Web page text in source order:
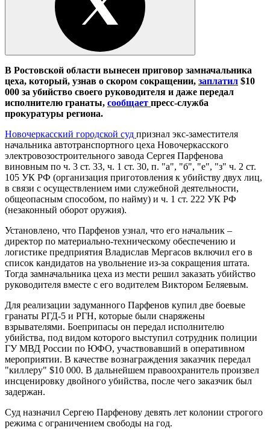
В Ростовской области вынесен приговор замначальника
цеха, который, узнав о скором сокращении, заплатил $10
000 за убийство своего руководителя и даже передал
исполнителю гранаты, сообщает пресс-служба
прокуратуры региона.
Новочеркасский городской суд признал экс-заместителя
начальника автотранспортного цеха Новочеркасского
электровозостроительного завода Сергея Парфенова
виновным по ч. 3 ст. 33, ч. 1 ст. 30, п. "а", "б", "е", "з" ч. 2 ст.
105 УК РФ (организация приготовления к убийству двух лиц,
в связи с осуществлением ими служебной деятельности,
общеопасным способом, по найму) и ч. 1 ст. 222 УК РФ
(незаконный оборот оружия).
Установлено, что Парфенов узнал, что его начальник –
директор по материально-техническому обеспечению и
логистике предприятия Владислав Мергасов включил его в
список кандидатов на увольнение из-за сокращения штата.
Тогда замначальника цеха из мести решил заказать убийство
руководителя вместе с его водителем Виктором Беляевым.
Для реализации задуманного Парфенов купил две боевые
гранаты РГД-5 и РГН, которые были снаряжены
взрывателями. Боеприпасы он передал исполнителю
убийства, под видом которого выступил сотрудник полиции
ГУ МВД России по ЮФО, участвовавший в оперативном
мероприятии. В качестве вознаграждения заказчик передал
"киллеру" $10 000. В дальнейшем правоохранитель произвел
инсценировку двойного убийства, после чего заказчик был
задержан.
Суд назначил Сергею Парфенову девять лет колонии строгого
режима с ограничением свободы на год.